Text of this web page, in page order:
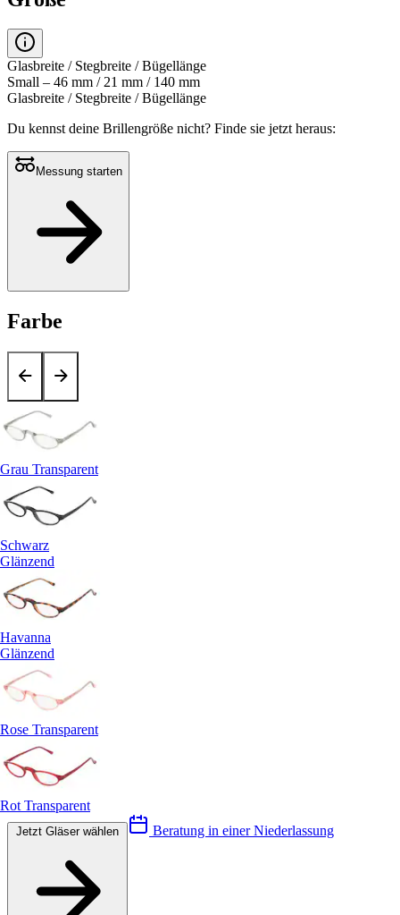
Glasbreite / Stegbreite / Bügellänge
Small – 46 mm / 21 mm / 140 mm
Glasbreite / Stegbreite / Bügellänge
Du kennst deine Brillengröße nicht? Finde sie jetzt heraus:
Messung starten
Farbe
Grau Transparent
Schwarz
Glänzend
Havanna
Glänzend
Rose Transparent
Rot Transparent
Beratung in einer Niederlassung